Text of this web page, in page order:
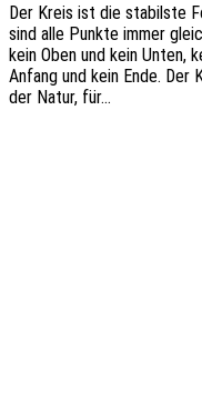
Der Kreis ist die stabils­te
sind alle Punkte immer
kein Oben und kein Unten,
Anfang und kein Ende. Der
der Natur, für…